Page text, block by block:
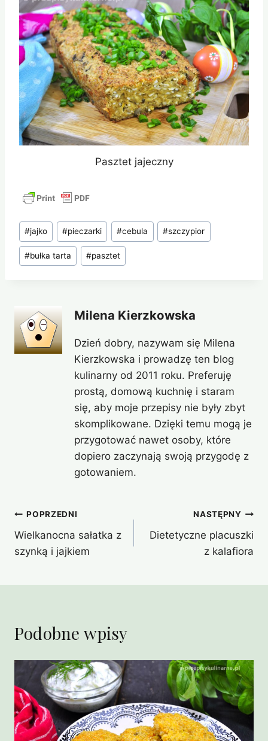
Pasztet jajeczny
Tagi
wpisu:
#jajko #pieczarki #cebula #szczypior
#bułka tarta #pasztet
Milena Kierzkowska
Dzień dobry, nazywam się Milena
Kierzkowska i prowadzę ten blog
kulinarny od 2011 roku. Preferuję
prostą, domową kuchnię i staram
się, aby moje przepisy nie były zbyt
skomplikowane. Dzięki temu mogą je
przygotować nawet osoby, które
dopiero zaczynają swoją przygodę z
gotowaniem.
Nawigacja
wpisu
POPRZEDNI
Wielkanocna sałatka z
szynką i jajkiem
NASTĘPNY
Dietetyczne placuszki
z kalafiora
Podobne wpisy